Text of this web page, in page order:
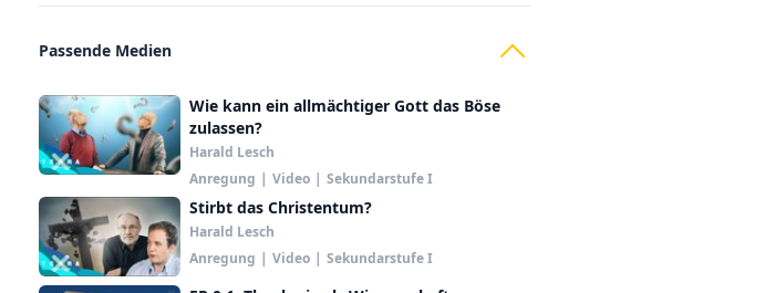
Passende Medien
Wie kann ein allmächtiger Gott das Böse
zulassen?
Harald Lesch
Anregung | Video | Sekundarstufe I
Stirbt das Christentum?
Harald Lesch
Anregung | Video | Sekundarstufe I